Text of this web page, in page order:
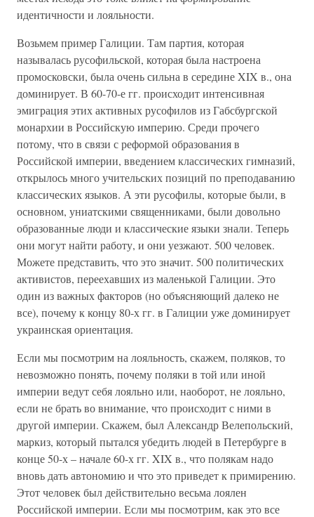
идентичности и лояльности.
Возьмем пример Галиции. Там партия, которая
называлась русофильской, которая была настроена
промосковски, была очень сильна в середине XIX в., она
доминирует. В 60-70-е гг. происходит интенсивная
эмиграция этих активных русофилов из Габсбургской
монархии в Российскую империю. Среди прочего
потому, что в связи с реформой образования в
Российской империи, введением классических гимназий,
открылось много учительских позиций по преподаванию
классических языков. А эти русофилы, которые были, в
основном, униатскими священниками, были довольно
образованные люди и классические языки знали. Теперь
они могут найти работу, и они уезжают. 500 человек.
Можете представить, что это значит. 500 политических
активистов, переехавших из маленькой Галиции. Это
один из важных факторов (но объясняющий далеко не
все), почему к концу 80-х гг. в Галиции уже доминирует
украинская ориентация.
Если мы посмотрим на лояльность, скажем, поляков, то
невозможно понять, почему поляки в той или иной
империи ведут себя лояльно или, наоборот, не лояльно,
если не брать во внимание, что происходит с ними в
другой империи. Скажем, был Александр Велепольский,
маркиз, который пытался убедить людей в Петербурге в
конце 50-х – начале 60-х гг. XIX в., что полякам надо
вновь дать автономию и что это приведет к примирению.
Этот человек был действительно весьма лоялен
Российской империи. Если мы посмотрим, как это все